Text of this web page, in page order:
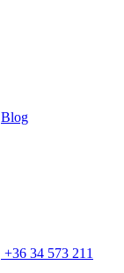
Blog
+36 34 573 211